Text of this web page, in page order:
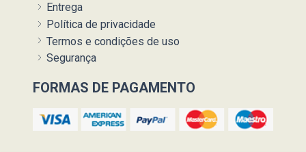
Entrega
Política de privacidade
Termos e condições de uso
Segurança
FORMAS DE PAGAMENTO